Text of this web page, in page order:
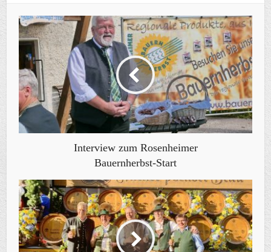
Interview zum Rosenheimer
Bauernherbst-Start